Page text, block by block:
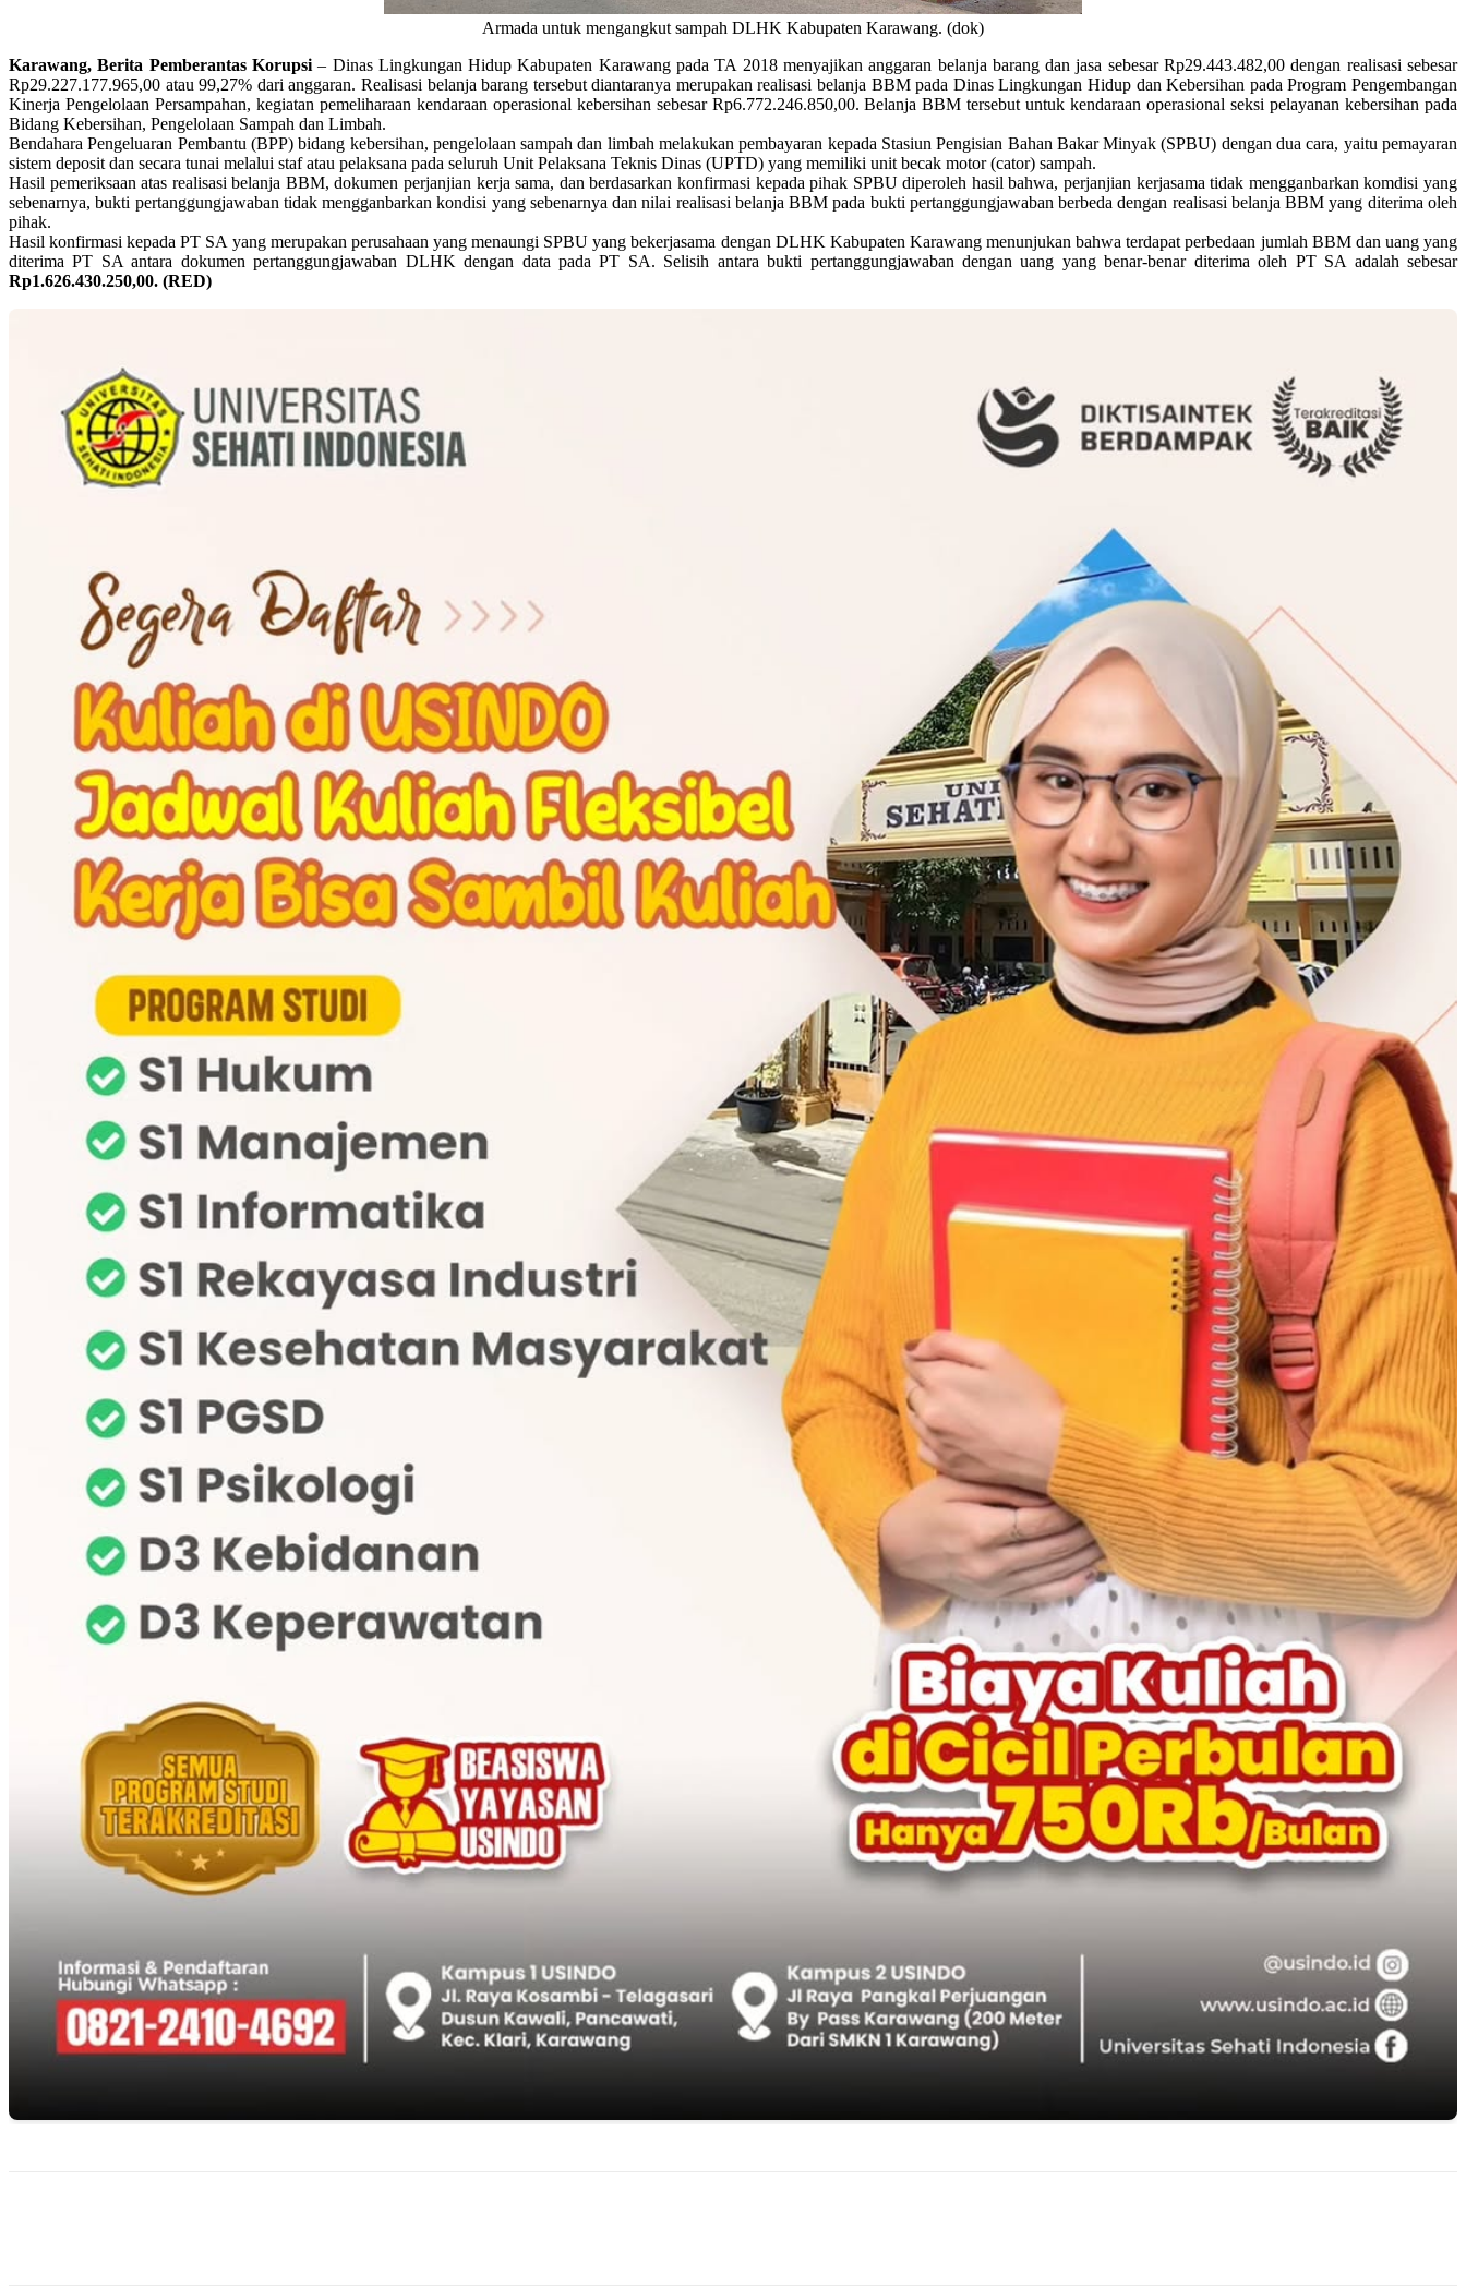
Armada untuk mengangkut sampah DLHK Kabupaten Karawang. (dok)
Karawang, Berita Pemberantas Korupsi– Dinas Lingkungan Hidup Kabupaten Karawang pada TA 2018 menyajikan anggaran belanja barang dan jasa sebesar Rp29.443.482,00 dengan realisasi sebesar
Rp29.227.177.965,00 atau 99,27% dari anggaran. Realisasi belanja barang tersebut diantaranya merupakan realisasi belanja BBM pada Dinas Lingkungan Hidup dan Kebersihan pada Program Pengembangan
Kinerja Pengelolaan Persampahan, kegiatan pemeliharaan kendaraan operasional kebersihan sebesar Rp6.772.246.850,00. Belanja BBM tersebut untuk kendaraan operasional seksi pelayanan kebersihan pada
Bidang Kebersihan, Pengelolaan Sampah dan Limbah.
Bendahara Pengeluaran Pembantu (BPP) bidang kebersihan, pengelolaan sampah dan limbah melakukan pembayaran kepada Stasiun Pengisian Bahan Bakar Minyak (SPBU) dengan dua cara, yaitu pemayaran
sistem deposit dan secara tunai melalui staf atau pelaksana pada seluruh Unit Pelaksana Teknis Dinas (UPTD) yang memiliki unit becak motor (cator) sampah.
Hasil pemeriksaan atas realisasi belanja BBM, dokumen perjanjian kerja sama, dan berdasarkan konfirmasi kepada pihak SPBU diperoleh hasil bahwa, perjanjian kerjasama tidak mengganbarkan komdisi yang
sebenarnya, bukti pertanggungjawaban tidak mengganbarkan kondisi yang sebenarnya dan nilai realisasi belanja BBM pada bukti pertanggungjawaban berbeda dengan realisasi belanja BBM yang diterima oleh
pihak.
Hasil konfirmasi kepada PT SA yang merupakan perusahaan yang menaungi SPBU yang bekerjasama dengan DLHK Kabupaten Karawang menunjukan bahwa terdapat perbedaan jumlah BBM dan uang yang
diterima PT SA antara dokumen pertanggungjawaban DLHK dengan data pada PT SA. Selisih antara bukti pertanggungjawaban dengan uang yang benar-benar diterima oleh PT SA adalah sebesar
Rp1.626.430.250,00. (RED)